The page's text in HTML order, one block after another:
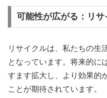
可能性が広がる：リ
リサイクルは、私たちの生
となっています。将来的に
すます拡大し、より効果的
ことが期待されています。